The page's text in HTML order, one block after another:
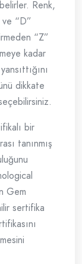
Renk,
“D”
“Z”
kadar
dikkate
bir
tanınmış
Gem
sertifika